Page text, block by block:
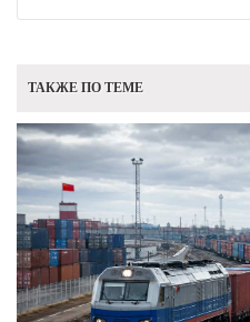
ТАКЖЕ ПО ТЕМЕ